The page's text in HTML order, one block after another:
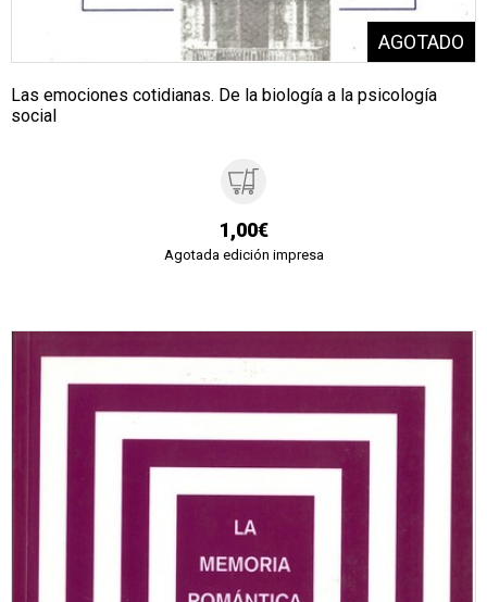
Las emociones cotidianas. De la biología a la psicología
social
1,00€
Agotada edición impresa